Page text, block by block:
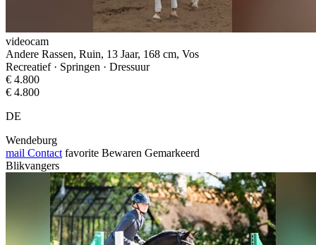
videocam
Andere Rassen, Ruin, 13 Jaar, 168 cm, Vos
Recreatief · Springen · Dressuur
€ 4.800
€ 4.800
DE
Wendeburg
mail Contact favorite Bewaren Gemarkeerd
Blikvangers